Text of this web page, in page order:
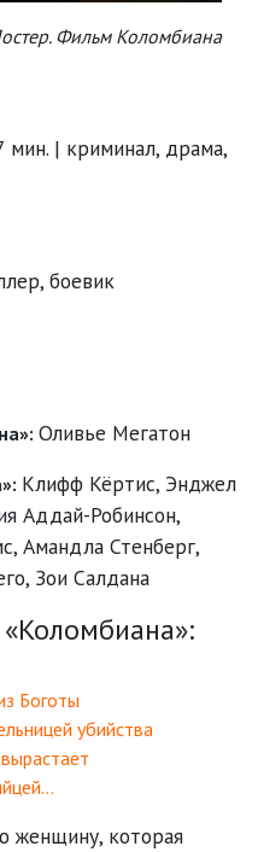
Фильм Коломбиана
| криминал, драма,
, боевик
Оливье Мегатон
Клифф Кёртис, Энджел
Аддай-Робинсон,
, Амандла Стенберг,
, Зои Салдана
Боготы
убийства
женщину, которая